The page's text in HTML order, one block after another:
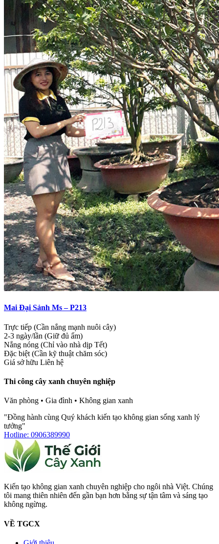
Mai Đại Sảnh Ms – P213
Trực tiếp (Cần nắng mạnh nuôi cây)
2-3 ngày/lần (Giữ đủ ẩm)
Nắng nóng (Chỉ vào nhà dịp Tết)
Đặc biệt (Cần kỹ thuật chăm sóc)
Giá sở hữu Liên hệ
Thi công cây xanh chuyên nghiệp
Văn phòng • Gia đình • Không gian xanh
"Đồng hành cùng Quý khách kiến tạo không gian sống xanh lý
tưởng"
Hotline: 0906389990
Kiến tạo không gian xanh chuyên nghiệp cho ngôi nhà Việt. Chúng
tôi mang thiên nhiên đến gần bạn hơn bằng sự tận tâm và sáng tạo
không ngừng.
VỀ TGCX